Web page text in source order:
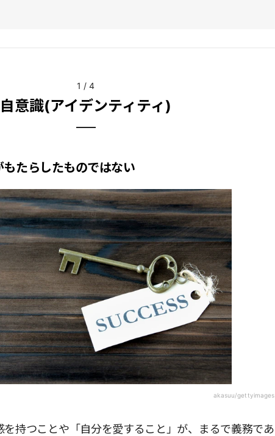
1 / 4
自意識(アイデンティティ)
たらしたものではない
akasuu/gettyimages
を持つことや「自分を愛すること」が、まるで義務であ